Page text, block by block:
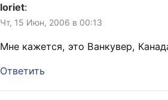
loriet:
Чт, 15 Июн, 2006 в 00:13
Мне кажется, это Ванкувер,
Ответить